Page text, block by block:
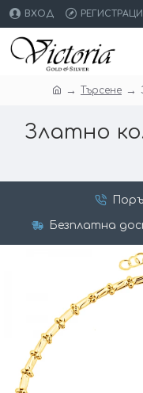
ВХОД
Търсене
Златно
Безплатна